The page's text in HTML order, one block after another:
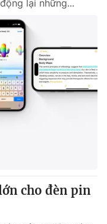
thao
sản
bằng AI
lại những...
cho đèn pin